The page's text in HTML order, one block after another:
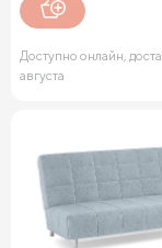
Доступно онлайн,
августа